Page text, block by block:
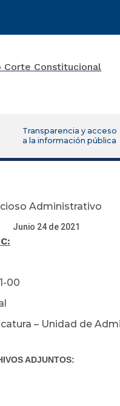
Transparencia y acceso
a la información pública
Administrativo
2021
00
– Unidad de
ADJUNTOS: